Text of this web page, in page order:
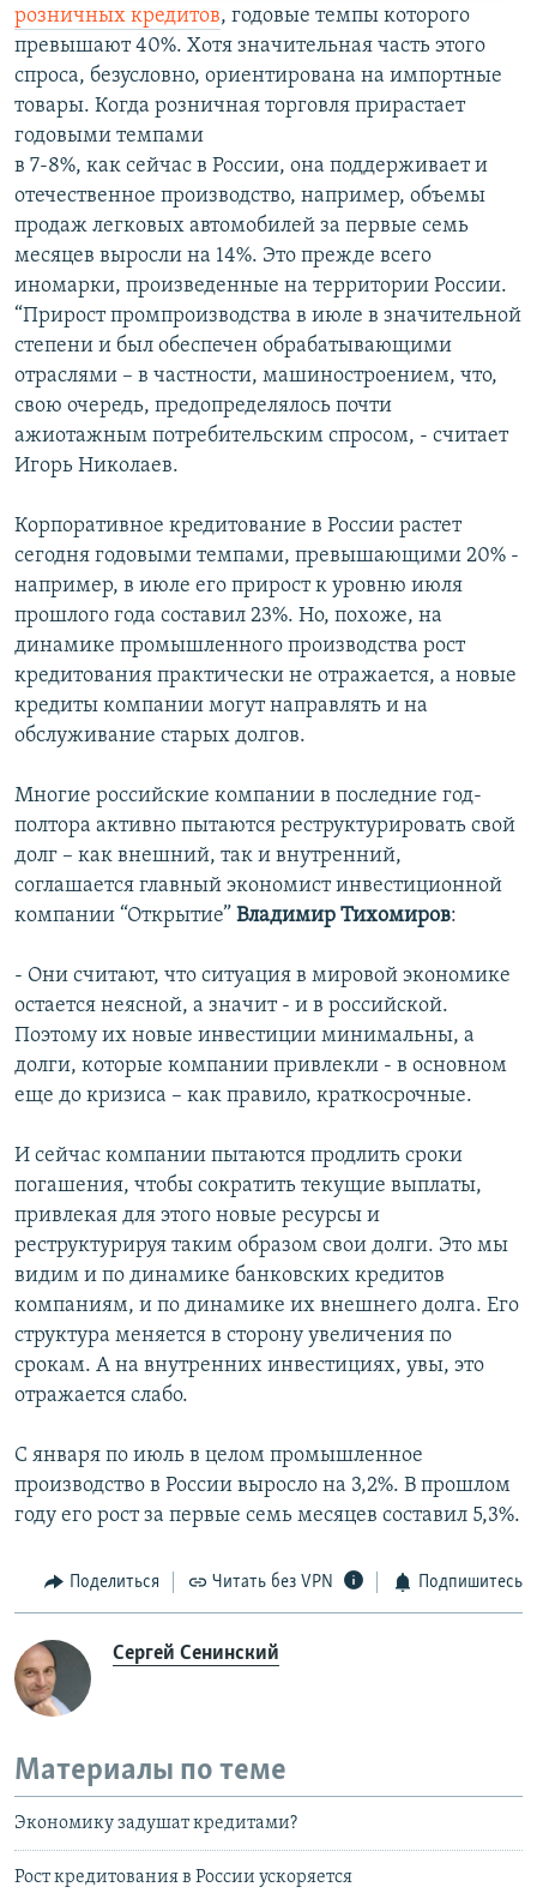
розничных кредитов, годовые темпы которого
превышают 40%. Хотя значительная часть этого
спроса, безусловно, ориентирована на импортные
товары. Когда розничная торговля прирастает
годовыми темпами
в 7-8%, как сейчас в России, она поддерживает и
отечественное производство, например, объемы
продаж легковых автомобилей за первые семь
месяцев выросли на 14%. Это прежде всего
иномарки, произведенные на территории России.
“Прирост промпроизводства в июле в значительной
степени и был обеспечен обрабатывающими
отраслями – в частности, машиностроением, что,
свою очередь, предопределялось почти
ажиотажным потребительским спросом, - считает
Игорь Николаев.
Корпоративное кредитование в России растет
сегодня годовыми темпами, превышающими 20% -
например, в июле его прирост к уровню июля
прошлого года составил 23%. Но, похоже, на
динамике промышленного производства рост
кредитования практически не отражается, а новые
кредиты компании могут направлять и на
обслуживание старых долгов.
Многие российские компании в последние год-
полтора активно пытаются реструктурировать свой
долг – как внешний, так и внутренний,
соглашается главный экономист инвестиционной
компании “Открытие” Владимир Тихомиров:
- Они считают, что ситуация в мировой экономике
остается неясной, а значит - и в российской.
Поэтому их новые инвестиции минимальны, а
долги, которые компании привлекли - в основном
еще до кризиса – как правило, краткосрочные.
И сейчас компании пытаются продлить сроки
погашения, чтобы сократить текущие выплаты,
привлекая для этого новые ресурсы и
реструктурируя таким образом свои долги. Это мы
видим и по динамике банковских кредитов
компаниям, и по динамике их внешнего долга. Его
структура меняется в сторону увеличения по
срокам. А на внутренних инвестициях, увы, это
отражается слабо.
С января по июль в целом промышленное
производство в России выросло на 3,2%. В прошлом
году его рост за первые семь месяцев составил 5,3%.
Поделиться Читать без VPN Подпишитесь
Сергей Сенинский
Материалы по теме
Экономику задушат кредитами?
Рост кредитования в России ускоряется